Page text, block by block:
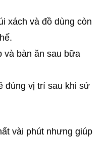
xách và đồ dùng còn
và bàn ăn sau bữa
đúng vị trí sau khi sử
vài phút nhưng giúp